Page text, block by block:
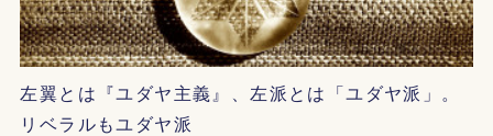
左翼とは『ユダヤ主義』、左派とは「ユダヤ派」。
リベラルもユダヤ派